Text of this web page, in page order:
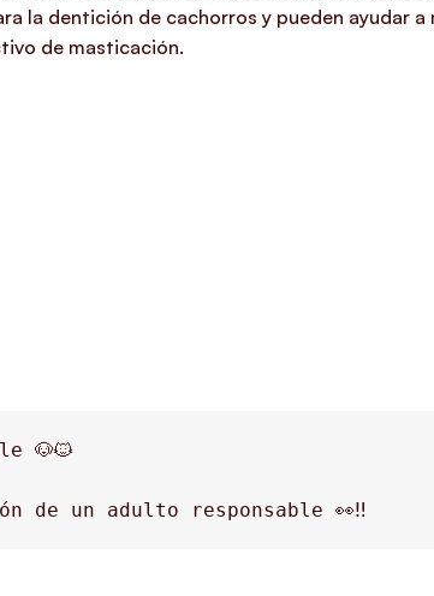
la dentición de cachorros y pueden ayudar
de masticación.
🐶🐱
de un adulto responsable 👀‼️